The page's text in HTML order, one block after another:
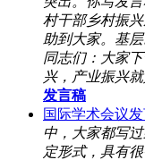
村干部乡村振
助到大家。基
同志们：大家
兴，产业振兴
发言稿
国际学术会议
中，大家都写
定形式，具有